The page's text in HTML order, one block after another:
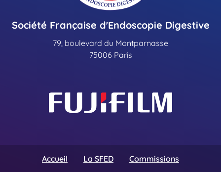
Société Française d'Endoscopie Digestive
79, boulevard du Montparnasse
75006 Paris
Accueil La SFED Commissions